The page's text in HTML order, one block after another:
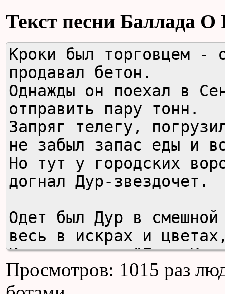
Текст песни Баллада
Кроки был торговцем -
продавал бетон.
Однажды он поехал в
отправить пару тонн.
Запряг телегу,
не забыл запас еды и
Но тут у городских
догнал Дур-звездочет.
Одет был Дур в
весь в искрах и
И он сказал: "Друг
допустил большой
Ведь ты же знаешь
Просмотров: 1015 раз